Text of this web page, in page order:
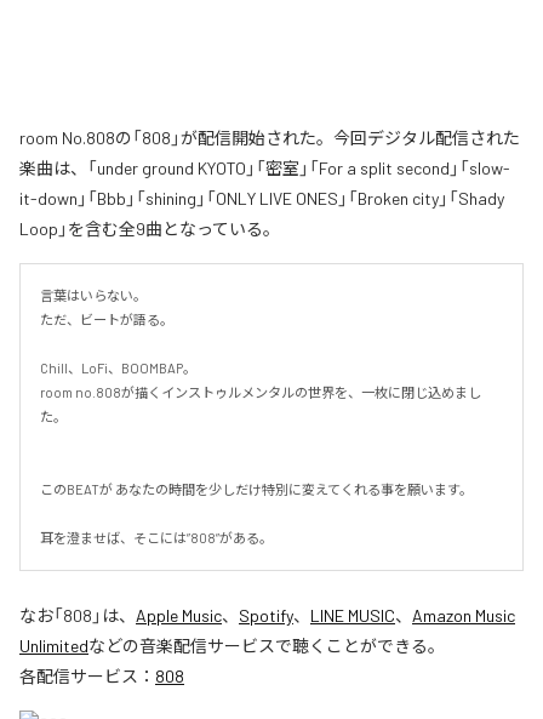
room No.808の「808」が配信開始された。今回デジタル配信された
楽曲は、「under ground KYOTO」「密室」「For a split second」「slow-
it-down」「Bbb」「shining」「ONLY LIVE ONES」「Broken city」「Shady
Loop」を含む全9曲となっている。
言葉はいらない。
ただ、ビートが語る。
Chill、LoFi、BOOMBAP。
room no.808が描くインストゥルメンタルの世界を、一枚に閉じ込めまし
た。
このBEATが あなたの時間を少しだけ特別に変えてくれる事を願います。
耳を澄ませば、そこには”808”がある。
なお「808 」は、 Apple Music、 Spotify、 LINE MUSIC、 Amazon Music
Unlimitedなどの音楽配信サービスで聴くことができる。
各配信サービス： 808